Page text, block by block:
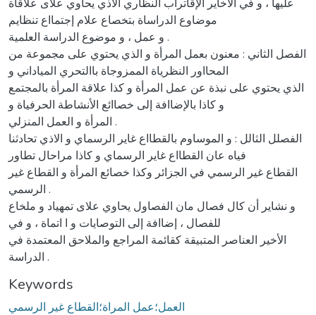
عليها ، و في الأخاير الإقاتراب النظاري الاذي يحاوي علاى علاقاة
موضاوع الدراساة بتخصاع علام إجتمااع تنظايم
و عمل ، و موضوع الدراسة العلمية .
الفصل الثاني : معنون بعمل المرأة و الذي يحتوي على مجموعة من
المحااور النظرياة الممزوجاة باالتحري المياداني و
الذي يحتوي على نبذة عن عمل المرأة و كذا علاقة المرأة بالمجتمع
و كاذا بالإضاافة إلى خصاائع الأنشاطة الحرفياة و
المرأة و العمل المنزلي .
الفصلل الثالل : و الموساوم بالقطااع غاير الرسماي و الاذي تحادثنا
فياه عان القطااع غاير الرسماي و كاذا مراحال تطاور
القطاع غير الرسمي في الجزائر وكذا خصائع المرأة و القطاع غير
الرسمي .
و نشاير أن كال فصال مان الفصاول يحاوي علاى تمهياد و ملخاع
للفصال ، إضاافة إلى التوصايات و ا اتماة ، و في
الأخير العناصر المتبيقة كقائمة المراجع والملاحق المعتمدة في
الدراسة .
Keywords
العمل؛عمل المراة؛القطاع غير الرسمي